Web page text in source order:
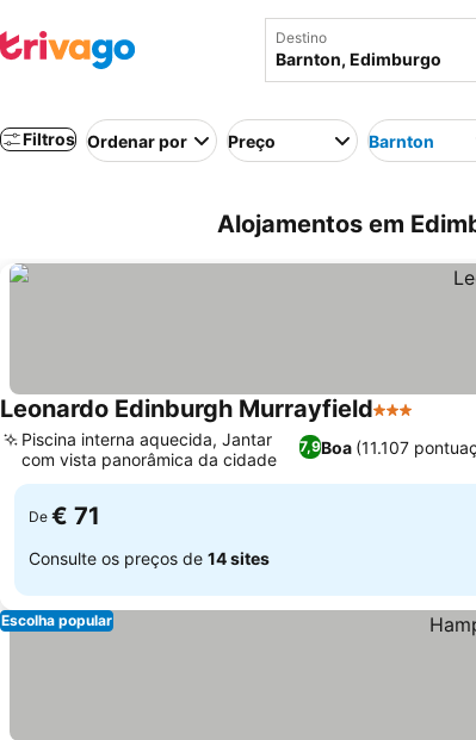
Destino
Filtros Ordenar por Preço Barnton
Alojamentos em
Leonardo Edinburgh Murrayfield3 Estrelas
7,9Boa (11.107
Piscina interna aquecida, Jantar
com vista panorâmica da cidade
De € 71
Consulte os preços de 14 sites
Escolha popular